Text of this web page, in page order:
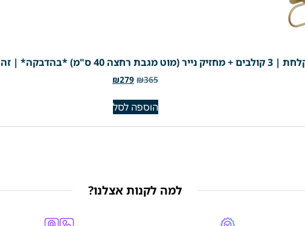
₪365
₪279
הוספה לסל
למה לקנות אצלנו?